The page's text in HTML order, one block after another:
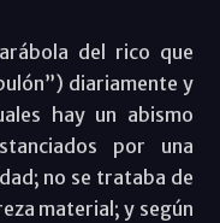
del rico que
diariamente y
hay un abismo
por una
no se trataba de
material; y según